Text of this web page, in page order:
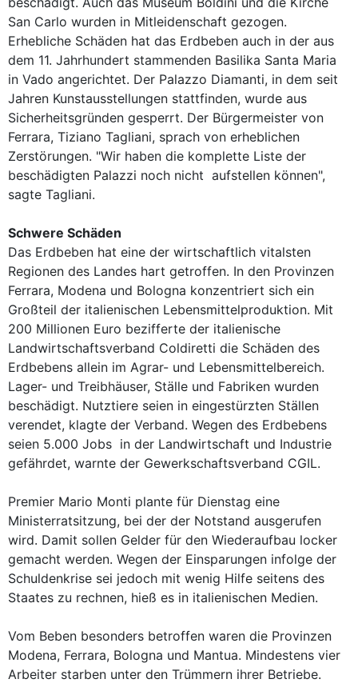
San Carlo wurden in Mitleidenschaft gezogen.
Erhebliche Schäden hat das Erdbeben auch in der aus
dem 11. Jahrhundert stammenden Basilika Santa Maria
in Vado angerichtet. Der Palazzo Diamanti, in dem seit
Jahren Kunstausstellungen stattfinden, wurde aus
Sicherheitsgründen gesperrt. Der Bürgermeister von
Ferrara, Tiziano Tagliani, sprach von erheblichen
Zerstörungen. "Wir haben die komplette Liste der
beschädigten Palazzi noch nicht aufstellen können",
sagte Tagliani.
Schwere Schäden
Das Erdbeben hat eine der wirtschaftlich vitalsten
Regionen des Landes hart getroffen. In den Provinzen
Ferrara, Modena und Bologna konzentriert sich ein
Großteil der italienischen Lebensmittelproduktion. Mit
200 Millionen Euro bezifferte der italienische
Landwirtschaftsverband Coldiretti die Schäden des
Erdbebens allein im Agrar- und Lebensmittelbereich.
Lager- und Treibhäuser, Ställe und Fabriken wurden
beschädigt. Nutztiere seien in eingestürzten Ställen
verendet, klagte der Verband. Wegen des Erdbebens
seien 5.000 Jobs in der Landwirtschaft und Industrie
gefährdet, warnte der Gewerkschaftsverband CGIL.
Premier Mario Monti plante für Dienstag eine
Ministerratsitzung, bei der der Notstand ausgerufen
wird. Damit sollen Gelder für den Wiederaufbau locker
gemacht werden. Wegen der Einsparungen infolge der
Schuldenkrise sei jedoch mit wenig Hilfe seitens des
Staates zu rechnen, hieß es in italienischen Medien.
Vom Beben besonders betroffen waren die Provinzen
Modena, Ferrara, Bologna und Mantua. Mindestens vier
Arbeiter starben unter den Trümmern ihrer Betriebe.